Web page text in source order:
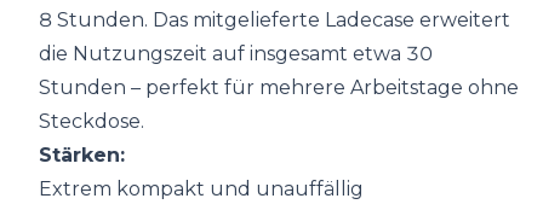
8 Stunden. Das mitgelieferte Ladecase erweitert
die Nutzungszeit auf insgesamt etwa 30
Stunden – perfekt für mehrere Arbeitstage ohne
Steckdose.
Stärken:
Extrem kompakt und unauffällig